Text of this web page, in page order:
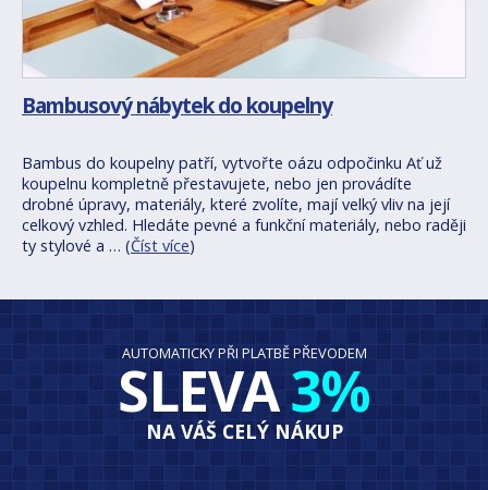
Bambusový nábytek do koupelny
Bambus do koupelny patří, vytvořte oázu odpočinku Ať už
koupelnu kompletně přestavujete, nebo jen provádíte
drobné úpravy, materiály, které zvolíte, mají velký vliv na její
celkový vzhled. Hledáte pevné a funkční materiály, nebo raději
ty stylové a … (Číst více)
AUTOMATICKY PŘI PLATBĚ PŘEVODEM
SLEVA3%
NA VÁŠ CELÝ NÁKUP